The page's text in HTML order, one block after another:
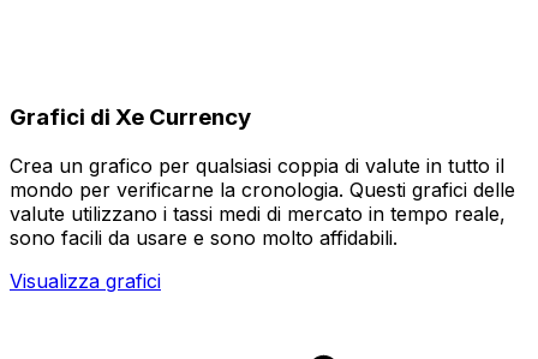
Grafici di Xe Currency
Crea un grafico per qualsiasi coppia di valute in tutto il
mondo per verificarne la cronologia. Questi grafici delle
valute utilizzano i tassi medi di mercato in tempo reale,
sono facili da usare e sono molto affidabili.
Visualizza grafici